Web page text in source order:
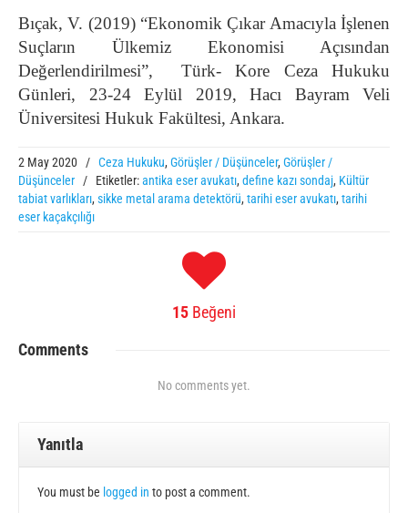
Bıçak, V. (2019) “Ekonomik Çıkar Amacıyla İşlenen
Suçların Ülkemiz Ekonomisi Açısından
Değerlendirilmesi”, Türk- Kore Ceza Hukuku
Günleri, 23-24 Eylül 2019, Hacı Bayram Veli
Üniversitesi Hukuk Fakültesi, Ankara.
2 May 2020 / Ceza Hukuku, Görüşler / Düşünceler, Görüşler /
Düşünceler
/ Etiketler:antika eser avukatı, define kazı sondaj, Kültür
tabiat varlıkları, sikke metal arama detektörü, tarihi eser avukatı, tarihi
eser kaçakçılığı
15 Beğeni
Comments
No comments yet.
Yanıtla
You must be logged in to post a comment.